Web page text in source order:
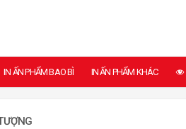
IN ẤN PHẨM BAO BÌ IN ẤN PHẨM KHÁC